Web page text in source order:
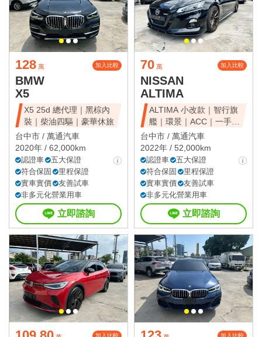
128 萬 加入比較
BMW
X5
X5 25d 總代理｜黑棕內
裝｜柴油四驅｜豪華休旅
台中市 / 萬通汽車
2020年 / 62,000km
認證車
五大保證
符合保固
里程保證
實車實價
友善試車
非多元化營業用車
立即諮詢
70 萬 加入比較
NISSAN
ALTIMA
ALTIMA 小改款｜智行旗
艦｜環景｜ACC｜一手美
車
台中市 / 萬通汽車
2022年 / 52,000km
認證車
五大保證
符合保固
里程保證
實車實價
友善試車
非多元化營業用車
立即諮詢
加入比較 加入比較